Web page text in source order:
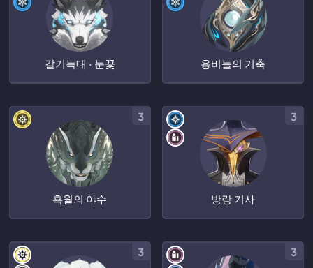
갈기늑대 · 눈꽃 용비늘의 기축
흑월의 야수
3
방랑 기사
3
3 3